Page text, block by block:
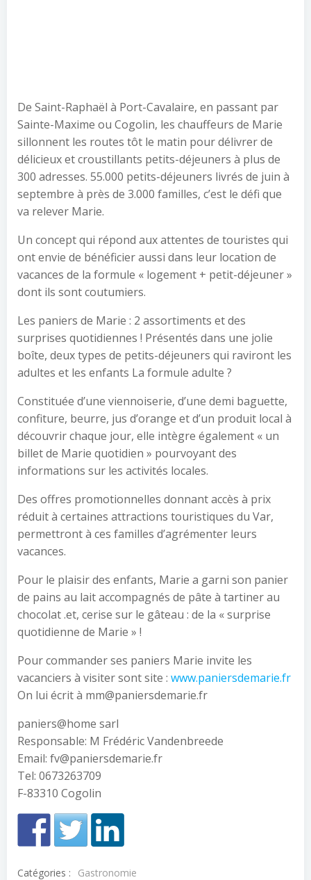
De Saint-Raphaël à Port-Cavalaire, en passant par
Sainte-Maxime ou Cogolin, les chauffeurs de Marie
sillonnent les routes tôt le matin pour délivrer de
délicieux et croustillants petits-déjeuners à plus de
300 adresses. 55.000 petits-déjeuners livrés de juin à
septembre à près de 3.000 familles, c’est le défi que
va relever Marie.
Un concept qui répond aux attentes de touristes qui
ont envie de bénéficier aussi dans leur location de
vacances de la formule « logement + petit-déjeuner »
dont ils sont coutumiers.
Les paniers de Marie : 2 assortiments et des
surprises quotidiennes ! Présentés dans une jolie
boîte, deux types de petits-déjeuners qui raviront les
adultes et les enfants La formule adulte ?
Constituée d’une viennoiserie, d’une demi baguette,
confiture, beurre, jus d’orange et d’un produit local à
découvrir chaque jour, elle intègre également « un
billet de Marie quotidien » pourvoyant des
informations sur les activités locales.
Des offres promotionnelles donnant accès à prix
réduit à certaines attractions touristiques du Var,
permettront à ces familles d’agrémenter leurs
vacances.
Pour le plaisir des enfants, Marie a garni son panier
de pains au lait accompagnés de pâte à tartiner au
chocolat .et, cerise sur le gâteau : de la « surprise
quotidienne de Marie » !
Pour commander ses paniers Marie invite les
vacanciers à visiter sont site : www.paniersdemarie.fr
On lui écrit à mm@paniersdemarie.fr
paniers@home sarl
Responsable: M Frédéric Vandenbreede
Email: fv@paniersdemarie.fr
Tel: 0673263709
F-83310 Cogolin
Catégories : Gastronomie